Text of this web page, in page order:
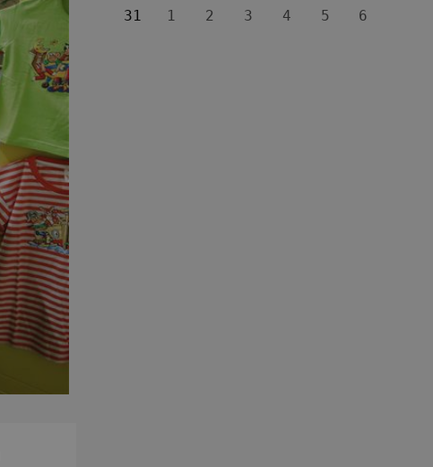
31
1 2 3 4 5 6